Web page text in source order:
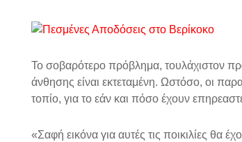
Το σοβαρότερο πρόβλημα, τουλάχιστον
άνθησης είναι εκτεταμένη. Ωστόσο, οι
τοπίο, για το εάν και πόσο έχουν
«Σαφή εικόνα για αυτές τις ποικιλίες θα